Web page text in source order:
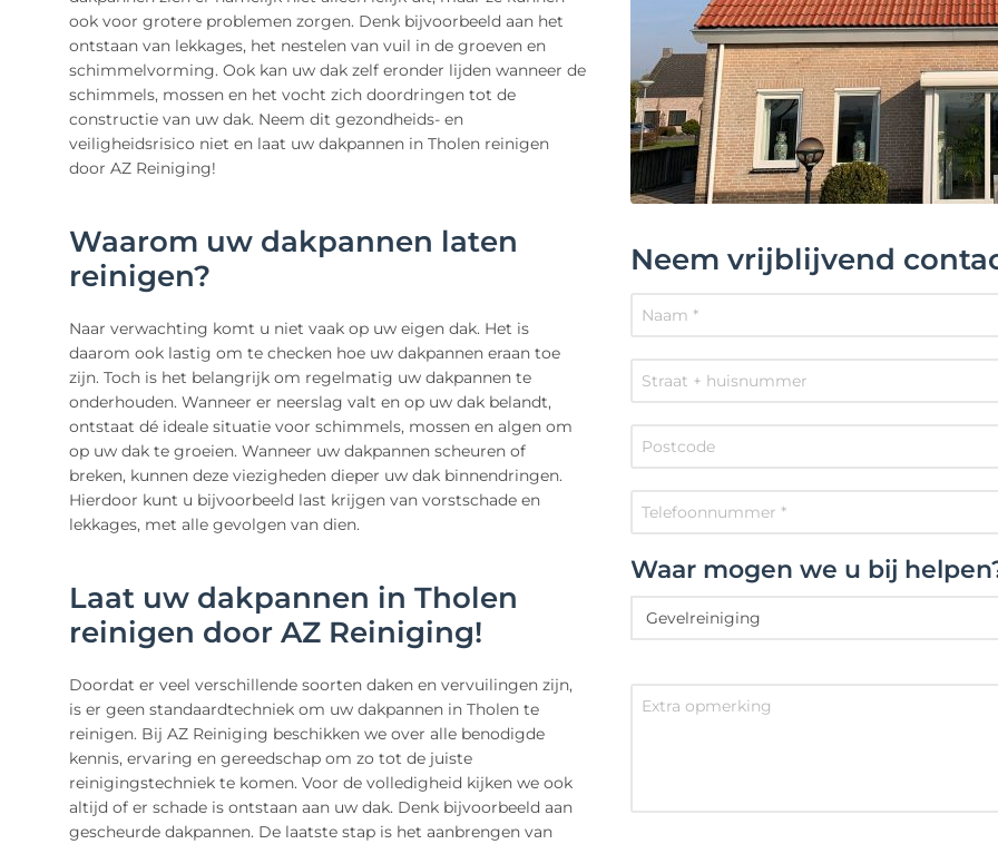
ook voor grotere problemen zorgen. Denk bijvoorbeeld aan het
ontstaan van lekkages, het nestelen van vuil in de groeven en
schimmelvorming. Ook kan uw dak zelf eronder lijden wanneer de
schimmels, mossen en het vocht zich doordringen tot de
constructie van uw dak. Neem dit gezondheids- en
veiligheidsrisico niet en laat uw dakpannen in Tholen reinigen
door AZ Reiniging!
Waarom uw dakpannen laten
reinigen?
Naar verwachting komt u niet vaak op uw eigen dak. Het is
daarom ook lastig om te checken hoe uw dakpannen eraan toe
zijn. Toch is het belangrijk om regelmatig uw dakpannen te
onderhouden. Wanneer er neerslag valt en op uw dak belandt,
ontstaat dé ideale situatie voor schimmels, mossen en algen om
op uw dak te groeien. Wanneer uw dakpannen scheuren of
breken, kunnen deze viezigheden dieper uw dak binnendringen.
Hierdoor kunt u bijvoorbeeld last krijgen van vorstschade en
lekkages, met alle gevolgen van dien.
Laat uw dakpannen in Tholen
reinigen door AZ Reiniging!
Doordat er veel verschillende soorten daken en vervuilingen zijn,
is er geen standaardtechniek om uw dakpannen in Tholen te
reinigen. Bij AZ Reiniging beschikken we over alle benodigde
kennis, ervaring en gereedschap om zo tot de juiste
reinigingstechniek te komen. Voor de volledigheid kijken we ook
altijd of er schade is ontstaan aan uw dak. Denk bijvoorbeeld aan
gescheurde dakpannen. De laatste stap is het aanbrengen van
Neem vrijblijvend
Waar mogen we u bij